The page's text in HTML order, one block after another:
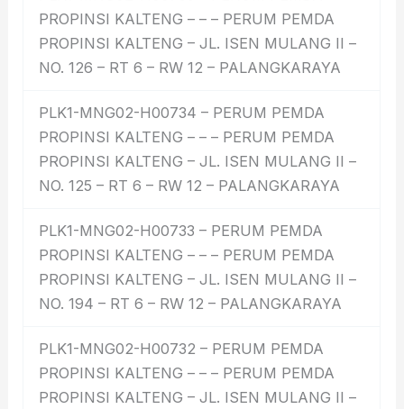
PROPINSI KALTENG – – – PERUM PEMDA
PROPINSI KALTENG – JL. ISEN MULANG II –
NO. 126 – RT 6 – RW 12 – PALANGKARAYA
PLK1-MNG02-H00734 – PERUM PEMDA
PROPINSI KALTENG – – – PERUM PEMDA
PROPINSI KALTENG – JL. ISEN MULANG II –
NO. 125 – RT 6 – RW 12 – PALANGKARAYA
PLK1-MNG02-H00733 – PERUM PEMDA
PROPINSI KALTENG – – – PERUM PEMDA
PROPINSI KALTENG – JL. ISEN MULANG II –
NO. 194 – RT 6 – RW 12 – PALANGKARAYA
PLK1-MNG02-H00732 – PERUM PEMDA
PROPINSI KALTENG – – – PERUM PEMDA
PROPINSI KALTENG – JL. ISEN MULANG II –